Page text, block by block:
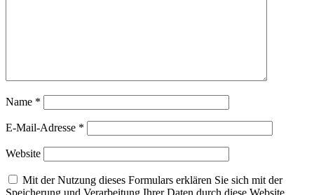
Name *
E-Mail-Adresse *
Website
Mit der Nutzung dieses Formulars erklären Sie sich mit der